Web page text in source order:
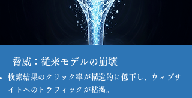
脅威：従来モデルの崩壊
検索結果のクリック率が構造的に低下し、ウェブサ
イトへのトラフィックが枯渇。